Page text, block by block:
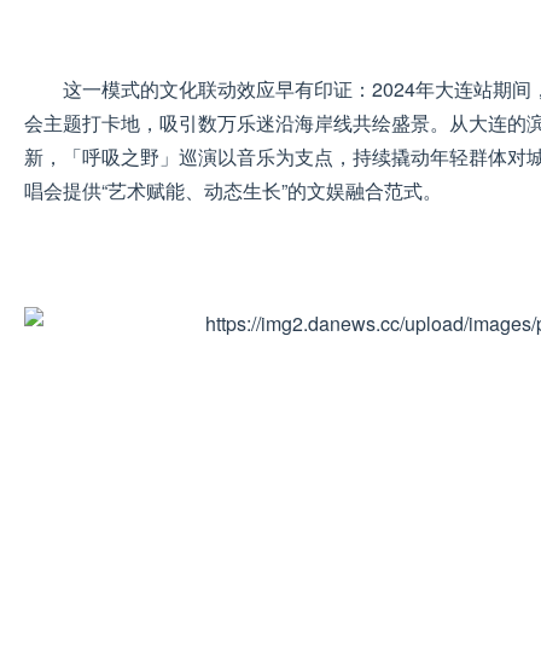
这一模式的文化联动效应早有印证：2024年大连站期
会主题打卡地，吸引数万乐迷沿海岸线共绘盛景。从大连的
新，「呼吸之野」巡演以音乐为支点，持续撬动年轻群体对
唱会提供“艺术赋能、动态生长”的文娱融合范式。